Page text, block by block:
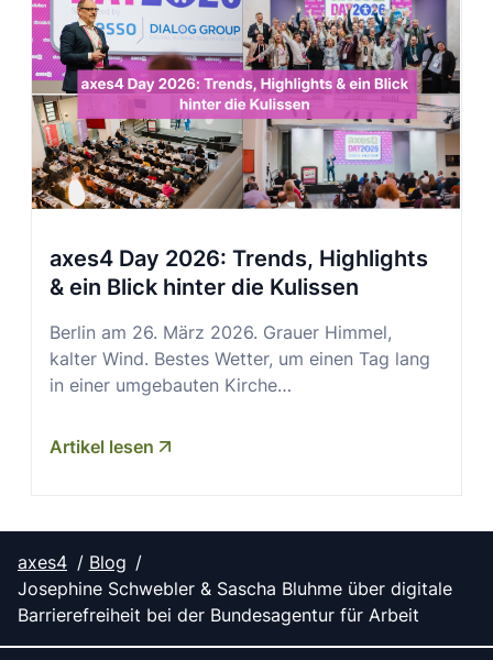
axes4 Day 2026: Trends, Highlights
& ein Blick hinter die Kulissen
Berlin am 26. März 2026. Grauer Himmel,
kalter Wind. Bestes Wetter, um einen Tag lang
in einer umgebauten Kirche…
Artikel lesen
axes4
Blog
Josephine Schwebler & Sascha Bluhme über digitale
Barrierefreiheit bei der Bundesagentur für Arbeit